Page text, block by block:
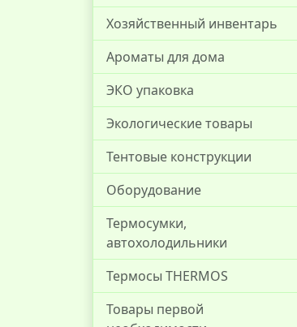
Хозяйственный инвентарь
Ароматы для дома
ЭКО упаковка
Экологические товары
Тентовые конструкции
Оборудование
Термосумки,
автохолодильники
Термосы THERMOS
Товары первой